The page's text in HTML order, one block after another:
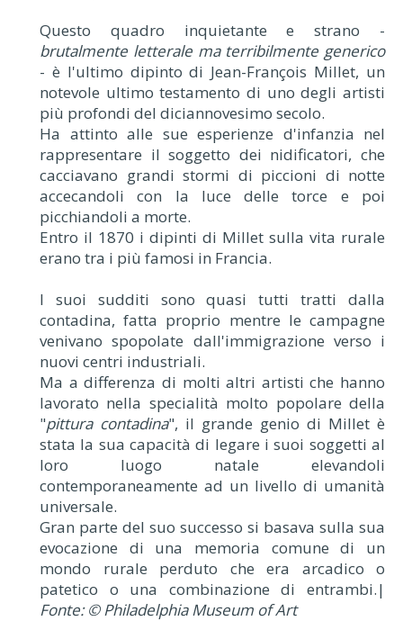
Questo quadro inquietante e strano -
brutalmente letterale ma terribilmente generico
- è l'ultimo dipinto di Jean-François Millet, un
notevole ultimo testamento di uno degli artisti
più profondi del diciannovesimo secolo.
Ha attinto alle sue esperienze d'infanzia nel
rappresentare il soggetto dei nidificatori, che
cacciavano grandi stormi di piccioni di notte
accecandoli con la luce delle torce e poi
picchiandoli a morte.
Entro il 1870 i dipinti di Millet sulla vita rurale
erano tra i più famosi in Francia.
I suoi sudditi sono quasi tutti tratti dalla
contadina, fatta proprio mentre le campagne
venivano spopolate dall'immigrazione verso i
nuovi centri industriali.
Ma a differenza di molti altri artisti che hanno
lavorato nella specialità molto popolare della
"pittura contadina", il grande genio di Millet è
stata la sua capacità di legare i suoi soggetti al
loro luogo natale elevandoli
contemporaneamente ad un livello di umanità
universale.
Gran parte del suo successo si basava sulla sua
evocazione di una memoria comune di un
mondo rurale perduto che era arcadico o
patetico o una combinazione di entrambi.|
Fonte: © Philadelphia Museum of Art